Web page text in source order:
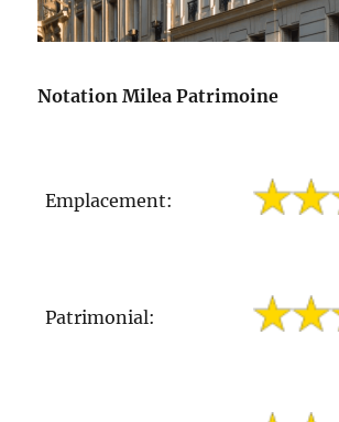
Notation Milea Patrimoine
Emplacement:
Patrimonial: